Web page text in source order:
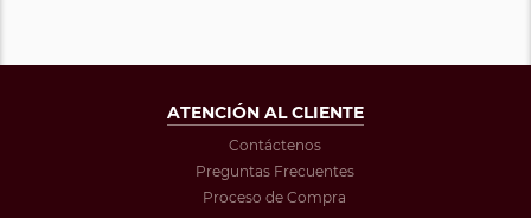
ATENCIÓN AL CLIENTE
Contáctenos
Preguntas Frecuentes
Proceso de Compra